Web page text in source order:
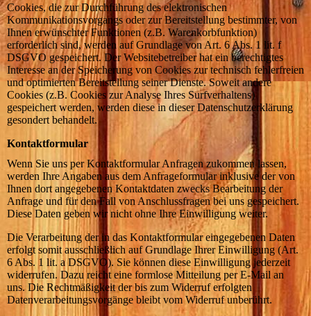
Cookies, die zur Durchführung des elektronischen
Kommunikationsvorgangs oder zur Bereitstellung bestimmter, von
Ihnen erwünschter Funktionen (z.B. Warenkorbfunktion)
erforderlich sind, werden auf Grundlage von Art. 6 Abs. 1 lit. f
DSGVO gespeichert. Der Websitebetreiber hat ein berechtigtes
Interesse an der Speicherung von Cookies zur technisch fehlerfreien
und optimierten Bereitstellung seiner Dienste. Soweit andere
Cookies (z.B. Cookies zur Analyse Ihres Surfverhaltens)
gespeichert werden, werden diese in dieser Datenschutzerklärung
gesondert behandelt.
Kontaktformular
Wenn Sie uns per Kontaktformular Anfragen zukommen lassen,
werden Ihre Angaben aus dem Anfrageformular inklusive der von
Ihnen dort angegebenen Kontaktdaten zwecks Bearbeitung der
Anfrage und für den Fall von Anschlussfragen bei uns gespeichert.
Diese Daten geben wir nicht ohne Ihre Einwilligung weiter.
Die Verarbeitung der in das Kontaktformular eingegebenen Daten
erfolgt somit ausschließlich auf Grundlage Ihrer Einwilligung (Art.
6 Abs. 1 lit. a DSGVO). Sie können diese Einwilligung jederzeit
widerrufen. Dazu reicht eine formlose Mitteilung per E-Mail an
uns. Die Rechtmäßigkeit der bis zum Widerruf erfolgten
Datenverarbeitungsvorgänge bleibt vom Widerruf unberührt.